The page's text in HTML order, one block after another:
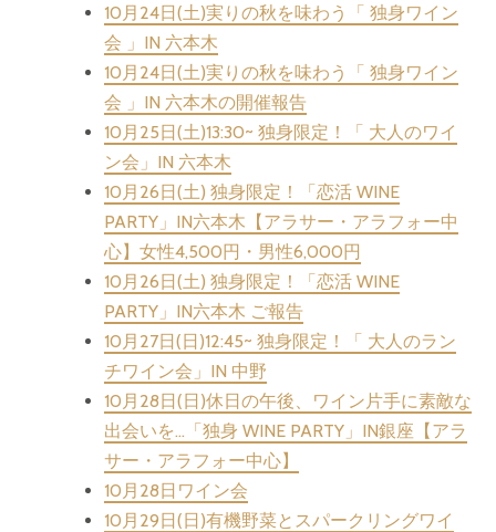
10月24日(土)実りの秋を味わう「 独身ワイン
会 」IN 六本木
10月24日(土)実りの秋を味わう「 独身ワイン
会 」IN 六本木の開催報告
10月25日(土)13:30~ 独身限定！「 大人のワイ
ン会」IN 六本木
10月26日(土) 独身限定！「恋活 WINE
PARTY」IN六本木【アラサー・アラフォー中
心】女性4,500円・男性6,000円
10月26日(土) 独身限定！「恋活 WINE
PARTY」IN六本木 ご報告
10月27日(日)12:45~ 独身限定！「 大人のラン
チワイン会」IN 中野
10月28日(日)休日の午後、ワイン片手に素敵な
出会いを…「独身 WINE PARTY」IN銀座【アラ
サー・アラフォー中心】
10月28日ワイン会
10月29日(日)有機野菜とスパークリングワイ